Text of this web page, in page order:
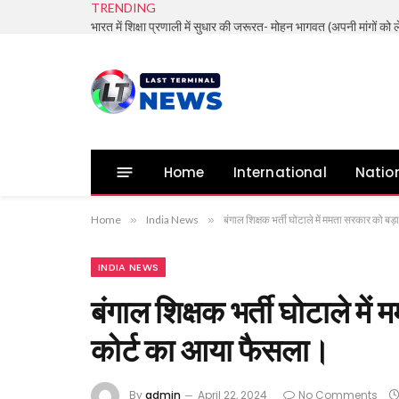
TRENDING
Home International
Home » India News » बंगाल शिक्षक भर्ती घोटाले में ममता सरकार को
INDIA NEWS
बंगाल शिक्षक भर्ती घोटाले में
कोर्ट का आया फैसला।
Byadmin April 22, 2024 No Comments